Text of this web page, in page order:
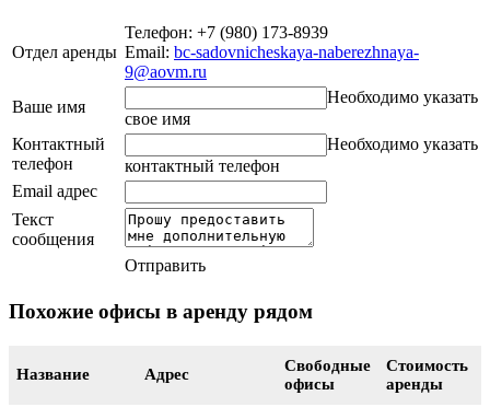
Отдел аренды
Телефон: +7 (980) 173-8939
Email: bc-sadovnicheskaya-naberezhnaya-
9@aovm.ru
Ваше имя
Необходимо указать
свое имя
Контактный
телефон
Необходимо указать
контактный телефон
Email адрес
Текст
сообщения
Отправить
Похожие офисы в аренду рядом
Название Адрес
Свободные
офисы
Стоимость
аренды